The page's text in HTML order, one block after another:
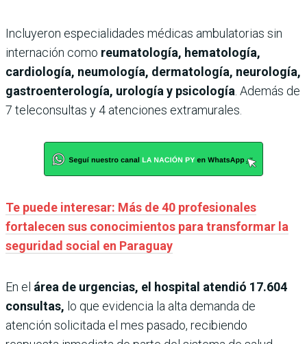
Incluyeron especialidades médicas ambulatorias sin
internación como reumatología, hematología,
cardiología, neumología, dermatología, neurología,
gastroenterología, urología y psicología . Además de
7 teleconsultas y 4 atenciones extramurales.
Te puede interesar: Más de 40 profesionales
fortalecen sus conocimientos para transformar la
seguridad social en Paraguay
En el área de urgencias, el hospital atendió 17.604
consultas, lo que evidencia la alta demanda de
atención solicitada el mes pasado, recibiendo